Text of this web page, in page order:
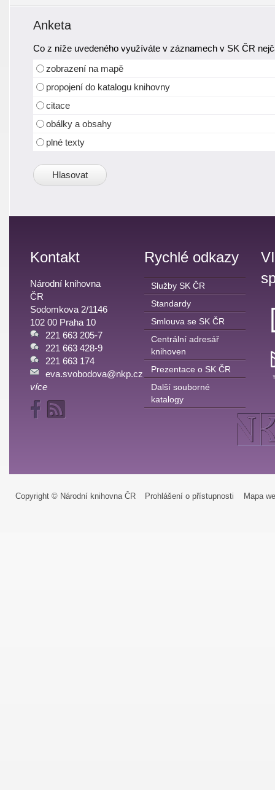
Anketa
Co z níže uvedeného využíváte v záznamech v SK ČR
zobrazení na mapě
propojení do katalogu knihovny
citace
obálky a obsahy
plné texty
Kontakt
Národní knihovna
ČR
Sodomkova 2/1146
102 00 Praha 10
221 663 205-7
221 663 428-9
221 663 174
eva.svobodova@nkp.cz
více
Rychlé odkazy
Služby SK ČR
Standardy
Smlouva se SK ČR
Centrální adresář
knihoven
Prezentace o SK ČR
Další souborné
katalogy
Copyright © Národní knihovna ČR Prohlášení o přístupnosti Mapa